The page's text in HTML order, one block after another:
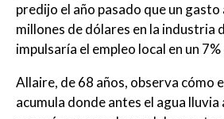
predijo el año pasado que un
millones de dólares en la industria
impulsaría el empleo local en un
Allaire, de 68 años, observa cómo
acumula donde antes el agua